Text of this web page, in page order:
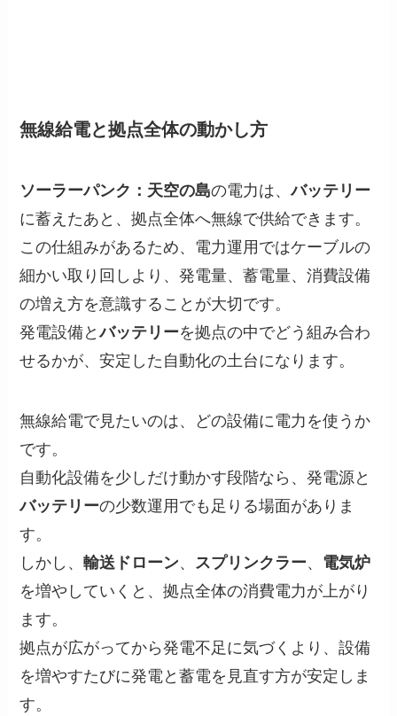
無線給電と拠点全体の動かし方
ソーラーパンク：天空の島の電力は、バッテリー
に蓄えたあと、拠点全体へ無線で供給できます。
この仕組みがあるため、電力運用ではケーブルの
細かい取り回しより、発電量、蓄電量、消費設備
の増え方を意識することが大切です。
発電設備とバッテリーを拠点の中でどう組み合わ
せるかが、安定した自動化の土台になります。
無線給電で見たいのは、どの設備に電力を使うか
です。
自動化設備を少しだけ動かす段階なら、発電源と
バッテリーの少数運用でも足りる場面がありま
す。
しかし、輸送ドローン、 スプリンクラー、 電気炉
を増やしていくと、拠点全体の消費電力が上がり
ます。
拠点が広がってから発電不足に気づくより、設備
を増やすたびに発電と蓄電を見直す方が安定しま
す。